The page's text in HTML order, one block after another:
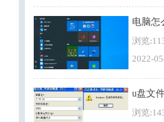
浏览
2022-
u盘文
浏览